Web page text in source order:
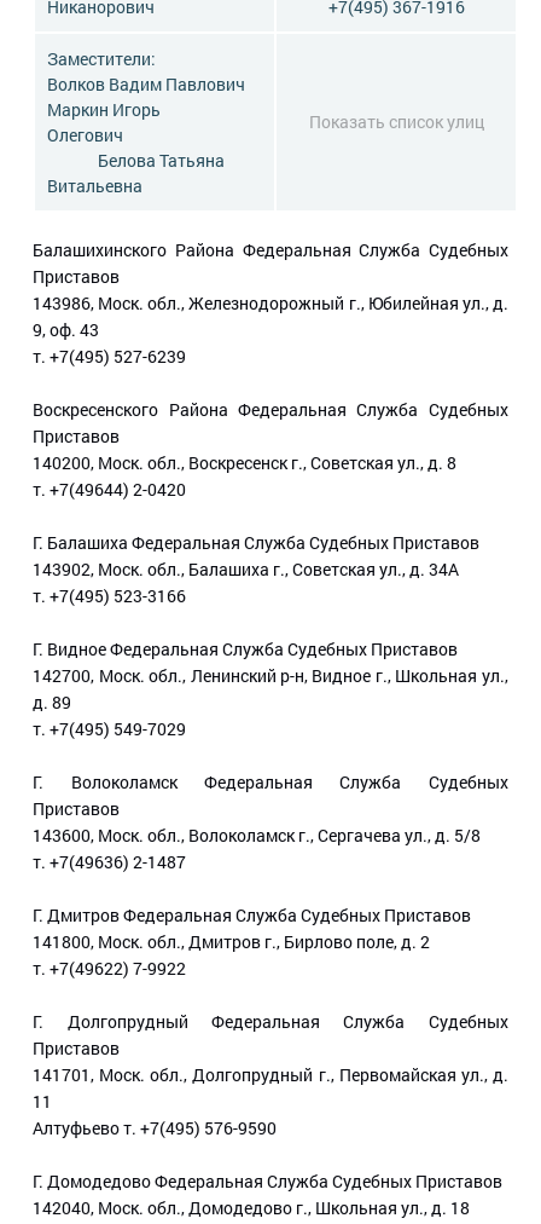
Никанорович +7(495) 367-1916
Заместители:
Волков Вадим Павлович
Маркин Игорь
Олегович
Белова Татьяна
Витальевна
Показать список улиц
Балашихинского Района Федеральная Служба Судебных
Приставов
143986, Моск. обл., Железнодорожный г., Юбилейная ул., д.
9, оф. 43
т. +7(495) 527-6239
Воскресенского Района Федеральная Служба Судебных
Приставов
140200, Моск. обл., Воскресенск г., Советская ул., д. 8
т. +7(49644) 2-0420
Г. Балашиха Федеральная Служба Судебных Приставов
143902, Моск. обл., Балашиха г., Советская ул., д. 34А
т. +7(495) 523-3166
Г. Видное Федеральная Служба Судебных Приставов
142700, Моск. обл., Ленинский р-н, Видное г., Школьная ул.,
д. 89
т. +7(495) 549-7029
Г. Волоколамск Федеральная Служба Судебных
Приставов
143600, Моск. обл., Волоколамск г., Сергачева ул., д. 5/8
т. +7(49636) 2-1487
Г. Дмитров Федеральная Служба Судебных Приставов
141800, Моск. обл., Дмитров г., Бирлово поле, д. 2
т. +7(49622) 7-9922
Г. Долгопрудный Федеральная Служба Судебных
Приставов
141701, Моск. обл., Долгопрудный г., Первомайская ул., д.
11
Алтуфьево т. +7(495) 576-9590
Г. Домодедово Федеральная Служба Судебных Приставов
142040, Моск. обл., Домодедово г., Школьная ул., д. 18